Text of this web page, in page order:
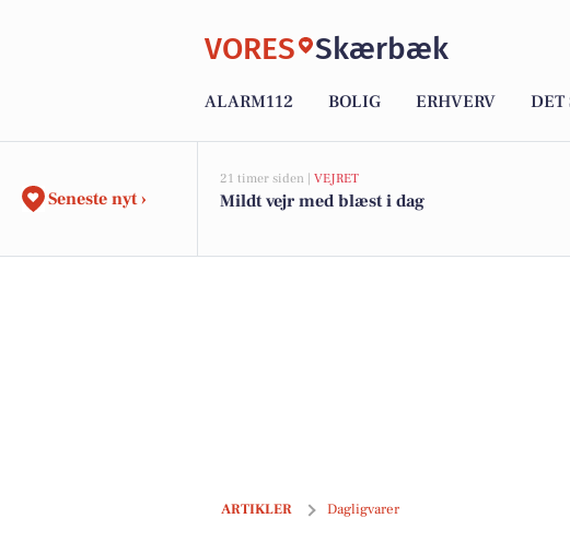
VORES Skærbæk
ALARM112 BOLIG ERHVERV DET
Seneste nyt ›
21 timer siden | VEJRET
Mildt vejr med blæst i dag
ARTIKLER Dagligvarer
Næste uges tilbud på dagligvarer